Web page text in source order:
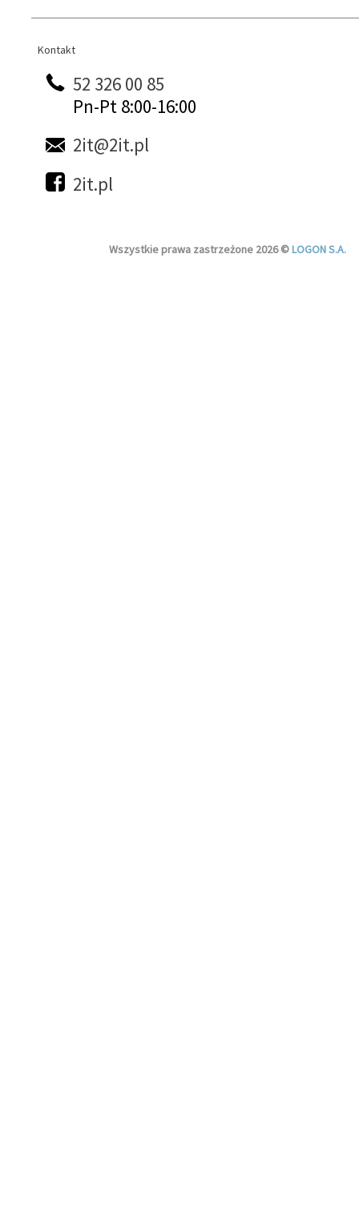
Kontakt
Kontakt
52 326 00 85
Pn-Pt 8:00-16:00
2it@2it.pl
2it.pl
Wszystkie prawa zastrzeżone 2026 ©LOGON S.A.